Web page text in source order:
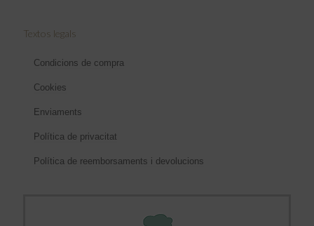
Textos legals
Condicions de compra
Cookies
Enviaments
Política de privacitat
Política de reemborsaments i devolucions